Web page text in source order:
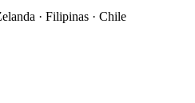
· Filipinas · Chile